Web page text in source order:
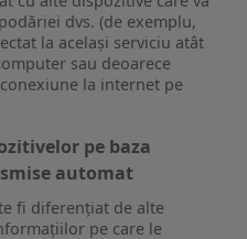
dvs. (de exemplu,
la același serviciu atât
sau deoarece
la internet pe
pe baza
automat
fi diferențiat de alte
pe care le